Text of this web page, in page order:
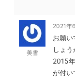
美雪
2021年
お願
しょう
2015
が付い